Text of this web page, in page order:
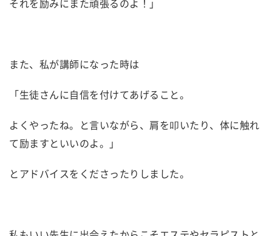
それを励みにまた頑張るのよ！」
また、私が講師になった時は
「生徒さんに自信を付けてあげること。
よくやったね。と言いながら、肩を叩いたり、体に触れ
て励ますといいのよ。」
とアドバイスをくださったりしました。